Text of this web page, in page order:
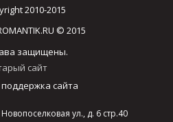
2010-2015
© 2015
защищены.
сайт
сайта
ул., д. 6 стр.40